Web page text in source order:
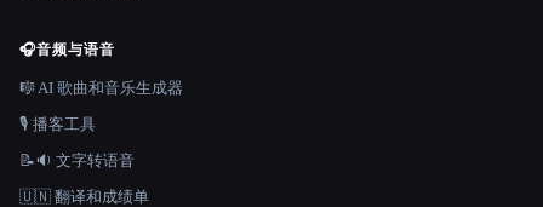
🎧音频与语音
🎼 AI 歌曲和音乐生成器
🎙️ 播客工具
📝🔉 文字转语音
🇺🇳 翻译和成绩单